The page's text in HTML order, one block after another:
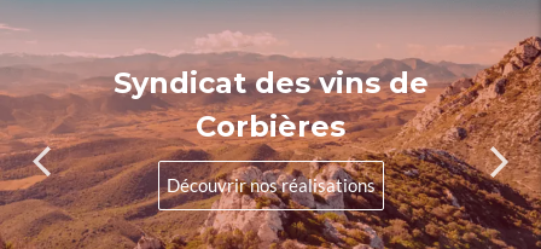
Syndicat des vins de
Corbières
Découvrir nos réalisations